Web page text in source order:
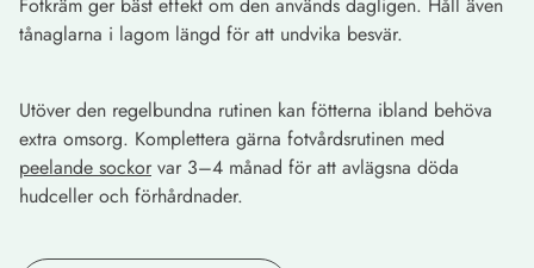
tånaglarna i lagom längd för att undvika besvär.
Utöver den regelbundna rutinen kan fötterna ibland behöva
extra omsorg. Komplettera gärna fotvårdsrutinen med
peelande sockor var 3–4 månad för att avlägsna döda
hudceller och förhårdnader.